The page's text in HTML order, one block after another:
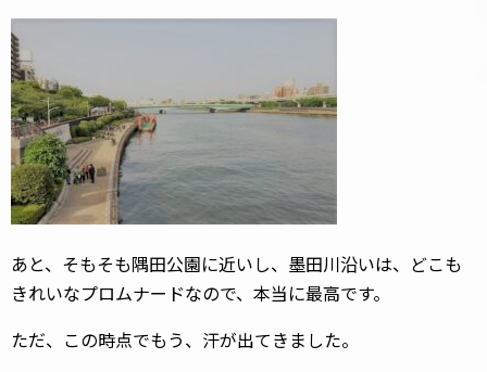
あと、そもそも隅田公園に近いし、墨田川沿いは、どこも
きれいなプロムナードなので、本当に最高です。
ただ、この時点でもう、汗が出てきました。